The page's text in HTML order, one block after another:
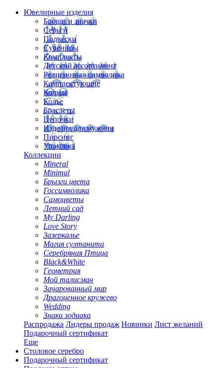
Ювелирные изделия
Броши и значки
Серьги
Подвески
Сувениры
Комплекты
Детский ассортимент
Религиозная символика
Комплектующие
Кольца
Колье
Браслеты
Цепочки
Изделия для мужчин
Пирсинг
Упаковка
Коллекции
Mineral
Minimal
Брызги цвета
Госсимволика
Самоцветы
Летний сад
My Darling
Love Story
Зазеркалье
Магия султанита
Серебряная Птица
Black&White
Геометрия
Мой талисман
Зачарованный мир
Драгоценное кружево
Wedding
Знаки зодиака
Распродажа Лидеры продаж Новинки Лист желаний
Подарочный сертификат
Еще
Столовое серебро
Подарочный сертификат